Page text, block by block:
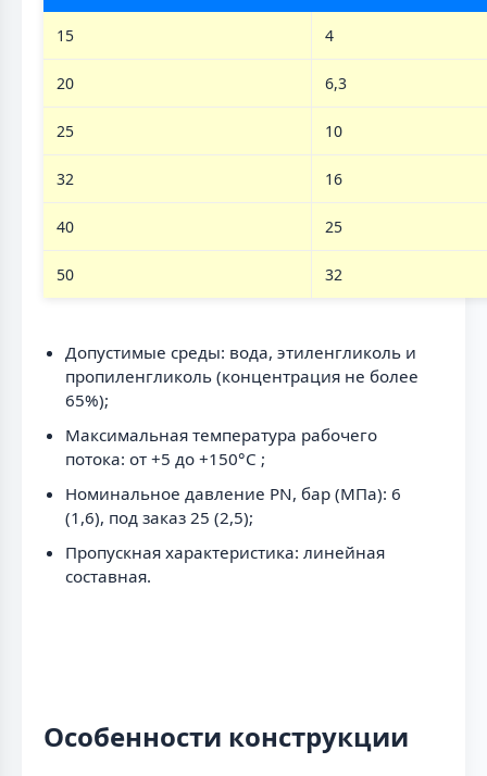
15 4
20 6,3
25 10
32 16
40 25
50 32
Допустимые среды: вода, этиленгликоль и
пропиленгликоль (концентрация не более
65%);
Максимальная температура рабочего
потока: от +5 до +150°С ;
Номинальное давление PN, бар (МПа): 6
(1,6), под заказ 25 (2,5);
Пропускная характеристика: линейная
составная.
Особенности конструкции